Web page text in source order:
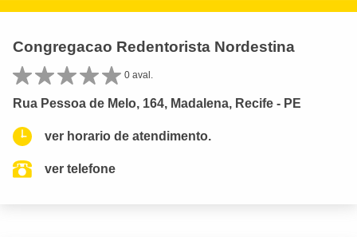
Congregacao Redentorista Nordestina
0 aval.
Rua Pessoa de Melo, 164, Madalena, Recife - PE
ver horario de atendimento.
ver telefone